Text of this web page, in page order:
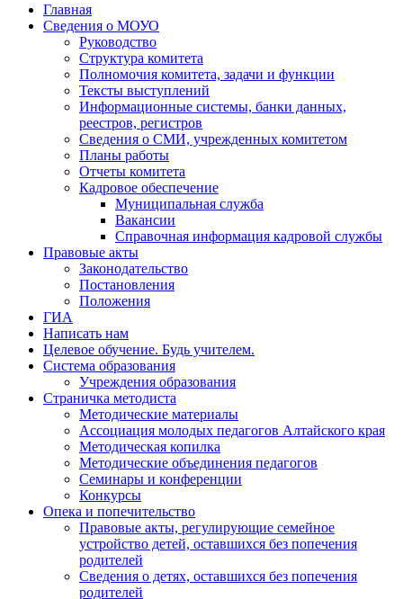
Главная
Сведения о МОУО
Руководство
Структура комитета
Полномочия комитета, задачи и функции
Тексты выступлений
Информационные системы, банки данных,
реестров, регистров
Сведения о СМИ, учрежденных комитетом
Планы работы
Отчеты комитета
Кадровое обеспечение
Муниципальная служба
Вакансии
Справочная информация кадровой службы
Правовые акты
Законодательство
Постановления
Положения
ГИА
Написать нам
Целевое обучение. Будь учителем.
Система образования
Учреждения образования
Страничка методиста
Методические материалы
Ассоциация молодых педагогов Алтайского края
Методическая копилка
Методические объединения педагогов
Семинары и конференции
Конкурсы
Опека и попечительство
Правовые акты, регулирующие семейное
устройство детей, оставшихся без попечения
родителей
Сведения о детях, оставшихся без попечения
родителей